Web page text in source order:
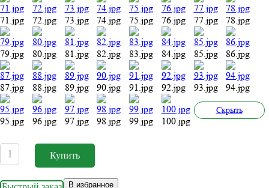
71.jpg 72.jpg 73.jpg 74.jpg 75.jpg 76.jpg 77.jpg 78.jpg
79.jpg 80.jpg 81.jpg 82.jpg 83.jpg 84.jpg 85.jpg 86.jpg
87.jpg 88.jpg 89.jpg 90.jpg 91.jpg 92.jpg 93.jpg 94.jpg
95.jpg 96.jpg 97.jpg 98.jpg 99.jpg 100.jpg
Cкрыть
В избранное